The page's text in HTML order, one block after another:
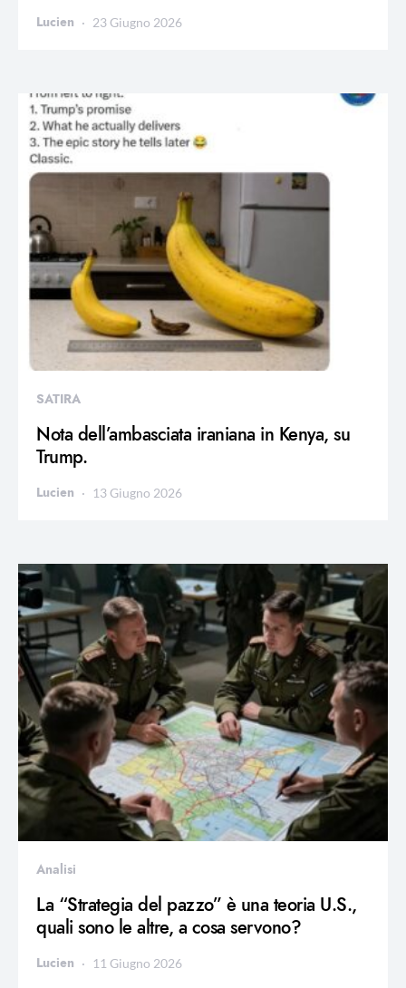
Lucien 23 Giugno 2026
SATIRA
Nota dell’ambasciata iraniana in Kenya, su
Trump.
Lucien 13 Giugno 2026
Analisi
La “Strategia del pazzo” è una teoria U.S.,
quali sono le altre, a cosa servono?
Lucien 11 Giugno 2026